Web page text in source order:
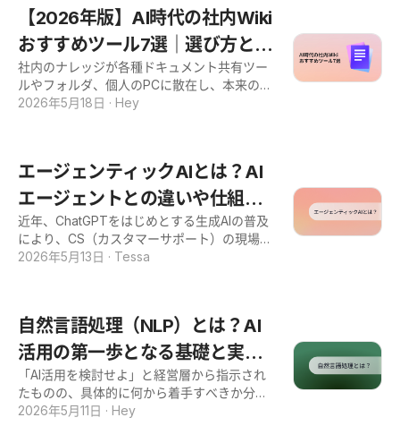
文字による情報のやり取りを通じて
由」と「AI×人によるハイブリッド運用」に
ついて、事例と実際のデータを交えて答えま
す。 AI導入に伴うCS部門の戦略立案にお悩
みの方は、ぜひ今回の記事を参考にしてくだ
さい。 「コールセンターはなくなる」論の正
体とは？ 「コールセンターはAIによってなく
段で対応する「コンタクトセンター」として
進化してい
いという声もよく聞かれます。 AIマーケティ
ングは、単なる業務効率化のツールではあり
ません。 蓄積した顧客情報をもとに、顧客一
人ひとりへふさわしいメッセージを届けるOn
e to Oneマーケティングを実現する取り組み
です。 マスマーケティングから脱却し、顧客
では、AIマーケティングの基本的な定義や仕
組みから、メリット・デメリット、活用シー
ン、そして自社に合った導入手順までを体系
的に解説します。 AIマーケティングを自社の
戦略にどう取り入れるか検討中の方は、ぜひ
今回の記事を参考にしてください。 AIマーケ
と最適化を進める取り組みのことです。
【2026年版】AI時代の社内Wiki
おすすめツール7選｜選び方と導
入のコツも解説
社内のナレッジが各種ドキュメント共有ツー
ルやフォルダ、個人のPCに散在し、本来の業
務に集中できないと感じていませんか。 現場
ikiの導入を検討しているものの、各ツールの
違いがわからず、情報収集の途中で立ち止ま
っていませんか。 実は今、社内Wikiは大きな
転換期を迎えています。AIの進化によって、
ナレッジは「人が書いて終わり」の存在から
「AIと協働で育つ資産」へと変わり、情報は
らす変化を整理しつつ、おすすめの社内Wiki
ツール7選を機能別に比較・解説します。 さ
らに自社に合うツールの選び方や、導入を成
功させる運用のコツまで網羅しています。 社
内Wikiの導入を検討されている方は、本記事
の内容をお役立てください。 社内Wikiとは？
2026年5月18日 · Hey
エージェンティックAIとは？AI
エージェントとの違いや仕組み
を初心者向けに解説
近年、ChatGPTをはじめとする生成AIの普及
により、CS（カスタマーサポート）の現場で
もAI活用が急速に進んでいます。 しかし、従
ないという課題を感じている方も多いのでは
ないでしょうか。 そこで次世代の解決策とし
て注目されているのが、自律的に思考しタス
クを遂行する「エージェンティックAI（Agen
tic AI）」です。 本記事では、エージェンテ
ィックAIの仕組みや、AIエージェントとの違
2026年5月13日 · Tessa
自然言語処理（NLP）とは？AI
活用の第一歩となる基礎と実践
例
「AI活用を検討せよ」と経営層から指示され
たものの、具体的に何から着手すべきか分か
らず、検討が止まっていませんか。 生成AI、
2026年5月11日 · Hey